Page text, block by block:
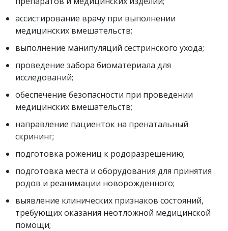
ассистирование врачу при выполнении
медицинских вмешательств;
выполнение манипуляций сестринского ухода;
проведение забора биоматериала для
исследований;
обеспечение безопасности при проведении
медицинских вмешательств;
направление пациенток на пренатальный
скрининг;
подготовка рожениц к родоразрешению;
подготовка места и оборудования для принятия
родов и реанимации новорожденного;
выявление клинических признаков состояний,
требующих оказания неотложной медицинской
помощи;